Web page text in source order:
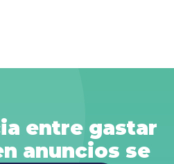
entre gastar
anuncios se